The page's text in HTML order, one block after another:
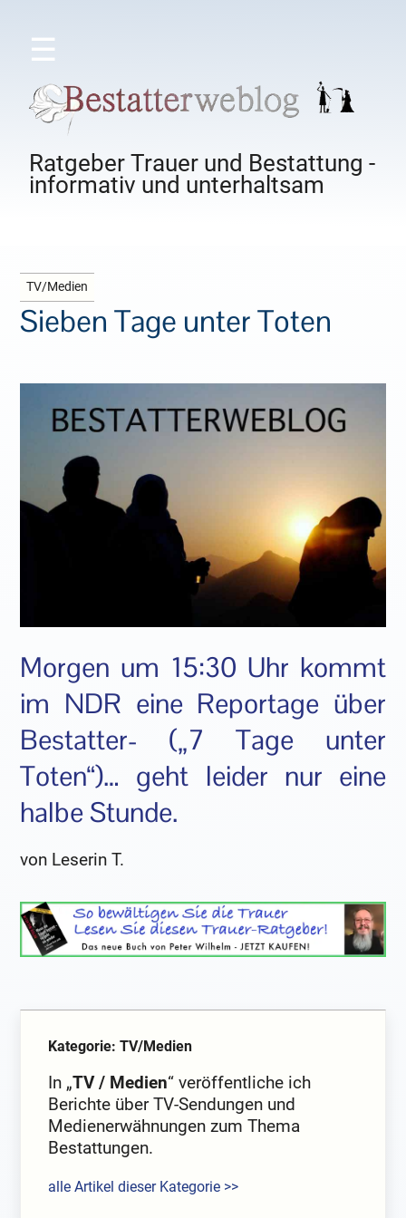
☰
Ratgeber Trauer und Bestattung -
informativ und unterhaltsam
TV/Medien
Sieben Tage unter Toten
Morgen um 15:30 Uhr kommt
im NDR eine Reportage über
Bestatter- („7 Tage unter
Toten“)… geht leider nur eine
halbe Stunde.
von Leserin T.
Kategorie: TV/Medien
In „TV / Medien“ veröffentliche ich
Berichte über TV-Sendungen und
Medienerwähnungen zum Thema
Bestattungen.
alle Artikel dieser Kategorie >>